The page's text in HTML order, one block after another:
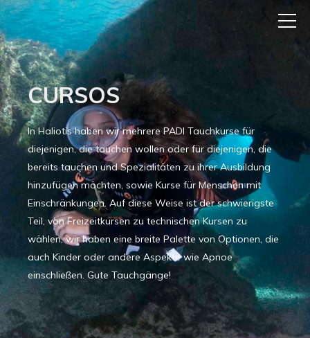
CURSOS
In Haliotis haben wir mehrere PADI Tauchkurse für
diejenigen, die tauchen wollen oder für diejenigen, die
bereits tauchen und Spezialitäten zu ihrer Ausbildung
hinzufügen möchten, sowie Kurse für Menschen mit
Einschränkungen. Auf diese Weise ist der schwierigste
Teil, von Freizeitkursen zu technischen Kursen zu
wählen, wir haben eine breite Palette von Optionen, die
auch Kinder oder andere Aspekte wie Apnoe
einschließen. Gute Tauchgänge!